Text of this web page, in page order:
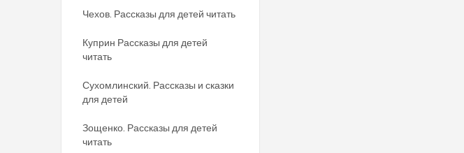
Чехов. Рассказы для детей читать
Куприн Рассказы для детей
читать
Сухомлинский. Рассказы и сказки
для детей
Зощенко. Рассказы для детей
читать